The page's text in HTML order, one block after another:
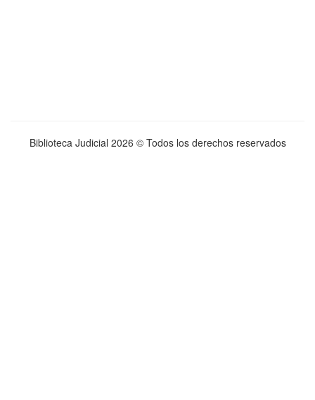
Biblioteca Judicial 2026 © Todos los derechos reservados